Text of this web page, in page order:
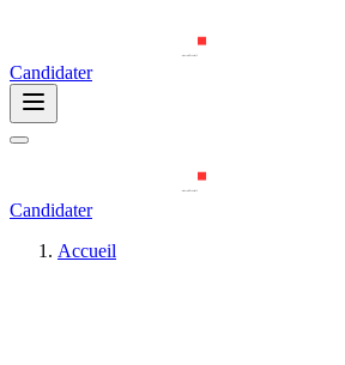
Candidater
Candidater
Accueil